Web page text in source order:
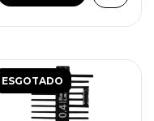
ESGOTADO